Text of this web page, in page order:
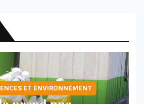
ET ENVIRONNEMENT